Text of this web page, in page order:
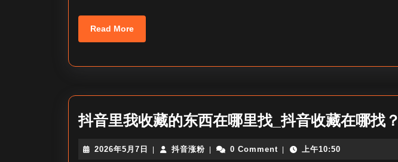
_
音
涨
Read MoreRead
More
抖音里我收藏的东西在哪里找_抖音收藏在哪找？
2026年5月7日
2026 抖音涨粉抖
0 Comment 上午10:50